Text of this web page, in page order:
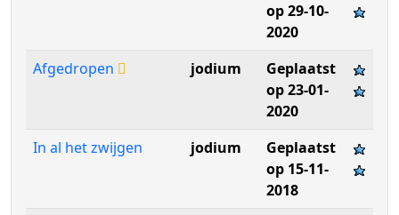
op 29-10-
2020
Afgedropen
jodium
Geplaatst
op 23-01-
2020
In al het zwijgen
jodium
Geplaatst
op 15-11-
2018